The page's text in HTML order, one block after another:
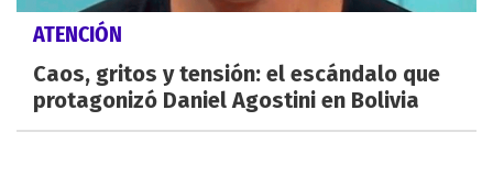
ATENCIÓN
Caos, gritos y tensión: el escándalo que
protagonizó Daniel Agostini en Bolivia